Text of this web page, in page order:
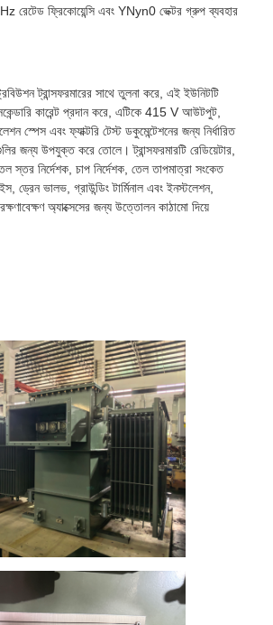
রেটেড ফ্রিকোয়েন্সি এবং YNyn0 ভেক্টর গ্রুপ ব্যবহার
ট্রান্সফরমারের সাথে তুলনা করে, এই ইউনিটটি
কারেন্ট প্রদান করে, এটিকে 415 V আউটপুট,
স্পেস এবং ফ্যাক্টরি টেস্ট ডকুমেন্টেশনের জন্য নির্ধারিত
জন্য উপযুক্ত করে তোলে। ট্রান্সফরমারটি রেডিয়েটার,
স্তর নির্দেশক, চাপ নির্দেশক, তেল তাপমাত্রা সংকেত
ড্রেন ভালভ, গ্রাউন্ডিং টার্মিনাল এবং ইনস্টলেশন,
অ্যাক্সেসের জন্য উত্তোলন কাঠামো দিয়ে